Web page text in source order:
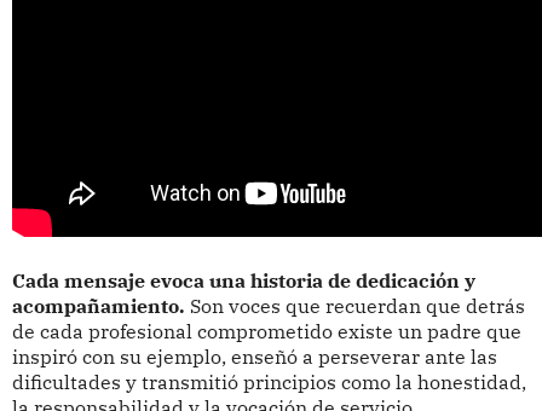
Cada mensaje evoca una historia de dedicación y
acompañamiento. Son voces que recuerdan que detrás
de cada profesional comprometido existe un padre que
inspiró con su ejemplo, enseñó a perseverar ante las
dificultades y transmitió principios como la honestidad,